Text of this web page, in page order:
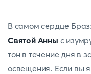
В самом сердце
Святой Анны с
тон в течение дня в
освещения. Если вы